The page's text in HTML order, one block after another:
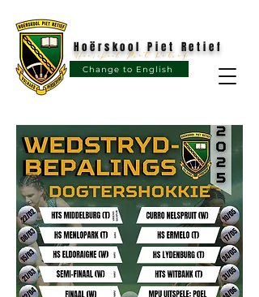
Change to English
Hoërskool Piet Retief
Hoërskool Piet Retief